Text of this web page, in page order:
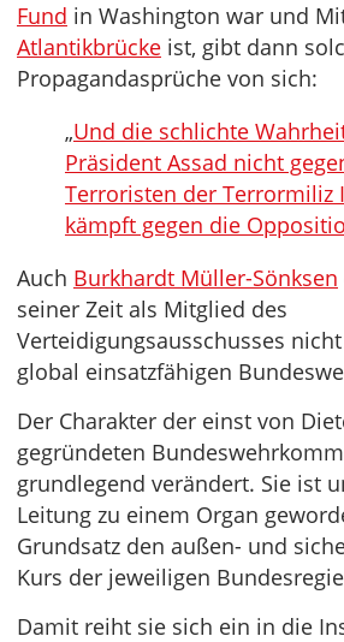
Fund in Washington war und
Atlantikbrücke ist, gibt dann
Propagandasprüche von sich:
„Und die schlichte
Präsident Assad nicht
Terroristen der Terrormiliz
kämpft gegen die
Auch Burkhardt Müller-Sönksen
seiner Zeit als Mitglied des
Verteidigungsausschusses
global einsatzfähigen
Der Charakter der einst von
gegründeten
grundlegend verändert. Sie ist
Leitung zu einem Organ
Grundsatz den außen- und
Kurs der jeweiligen
Damit reiht sie sich ein in die